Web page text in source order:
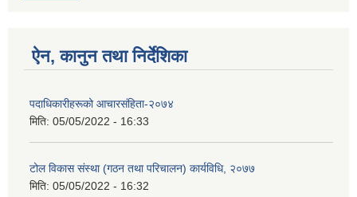
ऐन, कानुन तथा निर्देशिका
पदाधिकारीहरूको आचारसंहिता-२०७४
मिति: 05/05/2022 - 16:33
टोल विकास संस्था (गठन तथा परिचालन) कार्यविधि, २०७७
मिति: 05/05/2022 - 16:32